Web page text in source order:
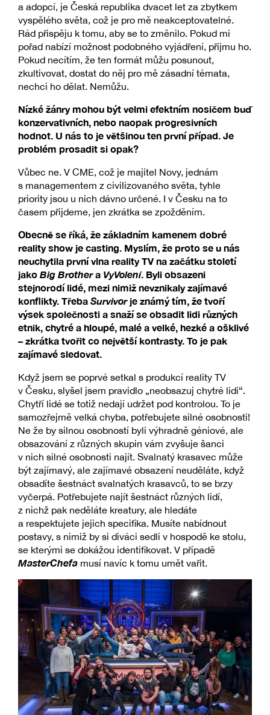
a adopcí, je Česká republika dvacet let za zbytkem
vyspělého světa, což je pro mě neakceptovatelné.
Rád přispěju k tomu, aby se to změnilo. Pokud mi
pořad nabízí možnost podobného vyjádření, přijmu ho.
Pokud necítím, že ten formát můžu posunout,
zkultivovat, dostat do něj pro mě zásadní témata,
nechci ho dělat. Nemůžu.
Nízké žánry mohou být velmi efektním nosičem buď
konzervativních, nebo naopak progresivních
hodnot. U nás to je většinou ten první případ. Je
problém prosadit si opak?
Vůbec ne. V CME, což je majitel Novy, jednám
s managementem z civilizovaného světa, tyhle
priority jsou u nich dávno určené. I v Česku na to
časem přijdeme, jen zkrátka se zpožděním.
Obecně se říká, že základním kamenem dobré
reality show je casting. Myslím, že proto se u nás
neuchytila první vlna reality TV na začátku století
jako Big Brothera VyVolení. Byli obsazeni
stejnorodí lidé, mezi nimiž nevznikaly zajímavé
konflikty. Třeba Survivorje známý tím, že tvoří
výsek společnosti a snaží se obsadit lidi různých
etnik, chytré a hloupé, malé a velké, hezké a ošklivé
– zkrátka tvořit co největší kontrasty. To je pak
zajímavé sledovat.
Když jsem se poprvé setkal s produkcí reality TV
v Česku, slyšel jsem pravidlo „neobsazuj chytré lidi“.
Chytří lidé se totiž nedají udržet pod kontrolou. To je
samozřejmě velká chyba, potřebujete silné osobnosti!
Ne že by silnou osobností byli výhradně géniové, ale
obsazování z různých skupin vám zvyšuje šanci
v nich silné osobnosti najít. Svalnatý krasavec může
být zajímavý, ale zajímavé obsazení neuděláte, když
obsadíte šestnáct svalnatých krasavců, to se brzy
vyčerpá. Potřebujete najít šestnáct různých lidí,
z nichž pak neděláte kreatury, ale hledáte
a respektujete jejich specifika. Musíte nabídnout
postavy, s nimiž by si diváci sedli v hospodě ke stolu,
se kterými se dokážou identifikovat. V případě
MasterChefa musí navíc k tomu umět vařit.